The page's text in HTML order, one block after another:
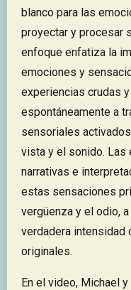
blanco para las
proyectar y procesar
enfoque enfatiza la
emociones y
experiencias crudas
espontáneamente a
sensoriales
vista y el sonido. Las
narrativas e
estas sensaciones
vergüenza y el odio,
verdadera
originales.
En el video, Michael